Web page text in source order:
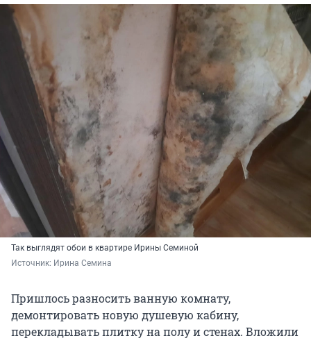
Так выглядят обои в квартире Ирины Семиной
Источник: Ирина Семина
Пришлось разносить ванную комнату,
демонтировать новую душевую кабину,
перекладывать плитку на полу и стенах. Вложили